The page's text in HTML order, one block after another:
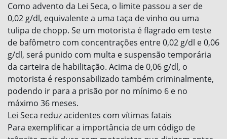
Como advento da Lei Seca, o limite passou a ser de
0,02 g/dl, equivalente a uma taça de vinho ou uma
tulipa de chopp. Se um motorista é flagrado em teste
de bafômetro com concentrações entre 0,02 g/dl e 0,06
g/dl, será punido com multa e suspensão temporária
da carteira de habilitação. Acima de 0,06 g/dl, o
motorista é responsabilizado também criminalmente,
podendo ir para a prisão por no mínimo 6 e no
máximo 36 meses.
Lei Seca reduz acidentes com vítimas fatais
Para exemplificar a importância de um código de